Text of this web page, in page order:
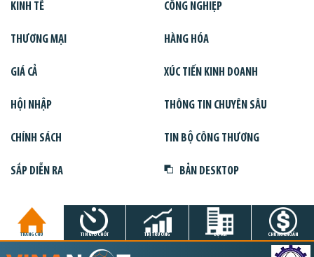
KINH TẾ CÔNG NGHIỆP
THƯƠNG MẠI HÀNG HÓA
GIÁ CẢ XÚC TIẾN KINH DOANH
HỘI NHẬP THÔNG TIN CHUYÊN SÂU
CHÍNH SÁCH TIN BỘ CÔNG THƯƠNG
SẮP DIỄN RA BẢN DESKTOP
TRANG CHỦ TIN GIỜ CHÓT THỊ TRƯỜNG DỰ ÁN CHỨNG KHOÁN